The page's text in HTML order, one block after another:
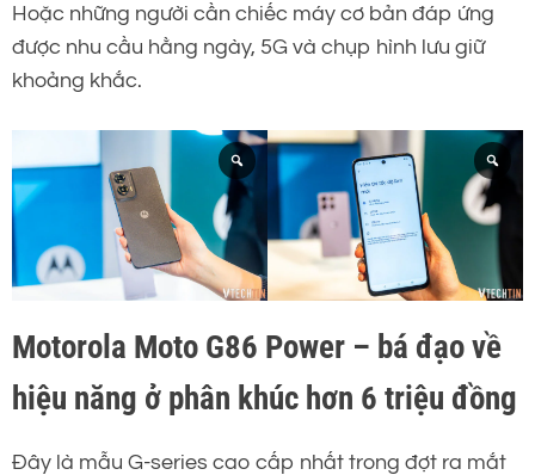
Hoặc những người cần chiếc máy cơ bản đáp ứng
được nhu cầu hằng ngày, 5G và chụp hình lưu giữ
khoảng khắc.
Motorola Moto G86 Power – bá đạo về
hiệu năng ở phân khúc hơn 6 triệu đồng
Đây là mẫu G-series cao cấp nhất trong đợt ra mắt